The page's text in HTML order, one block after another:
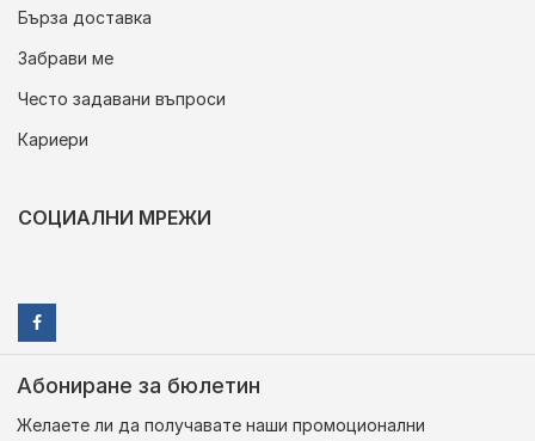
Бърза доставка
Забрави ме
Често задавани въпроси
Кариери
СОЦИАЛНИ МРЕЖИ
Абониране за бюлетин
Желаете ли да получавате наши промоционални